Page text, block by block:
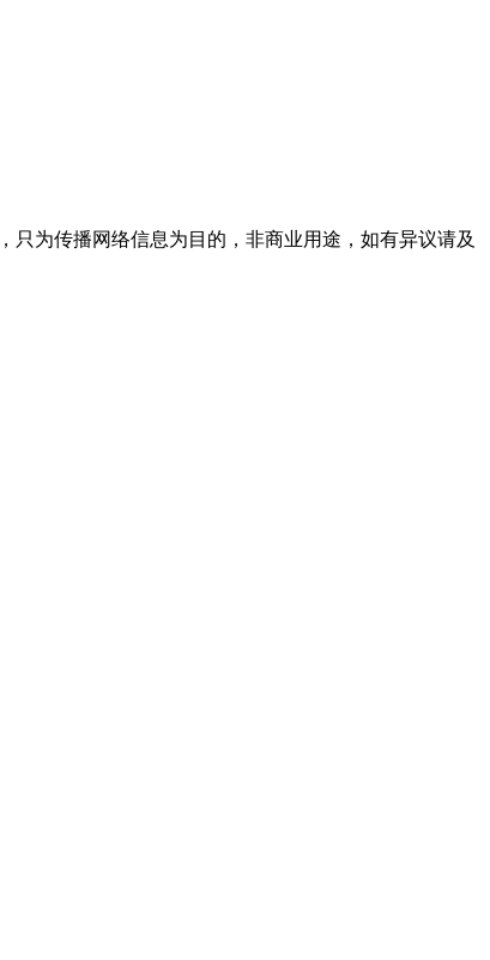
只为传播网络信息为目的，非商业用途，如有异议请及